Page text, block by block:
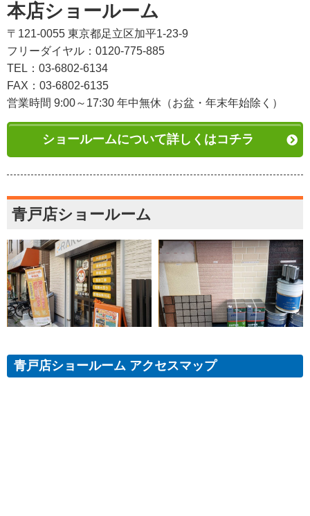
本店ショールーム
〒121-0055 東京都足立区加平1-23-9
フリーダイヤル：0120-775-885
TEL：03-6802-6134
FAX：03-6802-6135
営業時間 9:00～17:30 年中無休（お盆・年末年始除く）
ショールームについて詳しくはコチラ
青戸店ショールーム
青戸店ショールーム アクセスマップ